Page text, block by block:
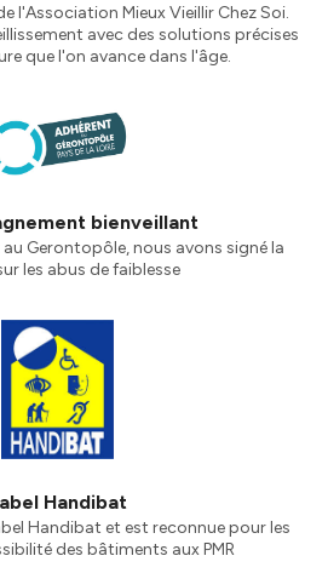
l'Association Mieux Vieillir Chez Soi.
avec des solutions précises
que l'on avance dans l'âge.
bienveillant
au Gerontopôle, nous avons signé la
les abus de faiblesse
Handibat
Handibat et est reconnue pour les
des bâtiments aux PMR